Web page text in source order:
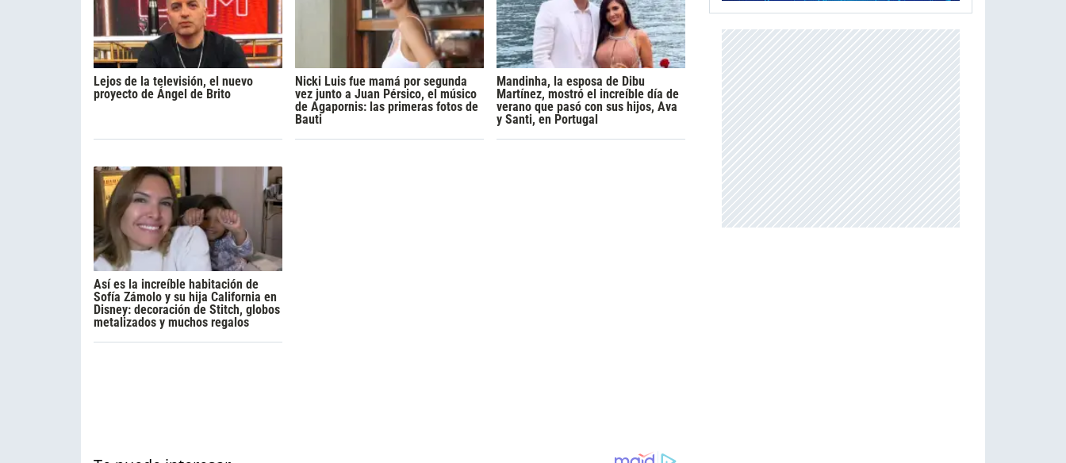
Lejos de la televisión, el nuevo
proyecto de Ángel de Brito
Nicki Luis fue mamá por segunda
vez junto a Juan Pérsico, el músico
de Agapornis: las primeras fotos de
Bauti
Mandinha, la esposa de Dibu
Martínez, mostró el increíble día de
verano que pasó con sus hijos, Ava
y Santi, en Portugal
Así es la increíble habitación de
Sofía Zámolo y su hija California en
Disney: decoración de Stitch, globos
metalizados y muchos regalos